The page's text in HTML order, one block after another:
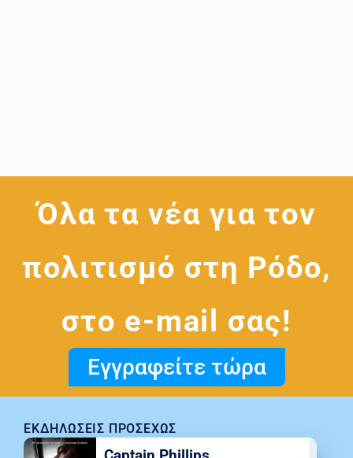
Όλα τα νέα για τον
πολιτισμό στη Ρόδο,
στο e-mail σας!
Εγγραφείτε τώρα
ΕΚΔΗΛΏΣΕΙΣ ΠΡΟΣΕΧΏΣ